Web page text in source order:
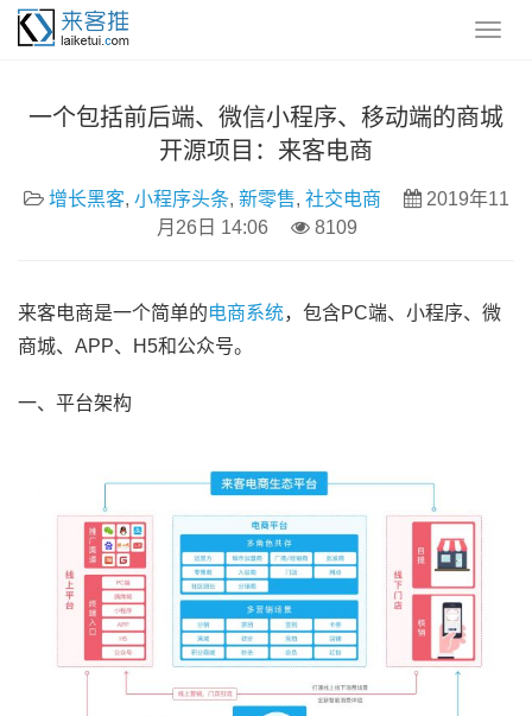
一个包括前后端、微信小程序、移动端的商城
开源项目：来客电商
增长黑客, 小程序头条, 新零售, 社交电商
2019年11
月26日 14:06
8109
来客电商是一个简单的电商系统，包含PC端、小程序、微
商城、APP、H5和公众号。
一、平台架构